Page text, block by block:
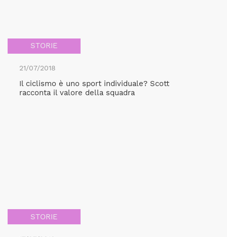
STORIE
21/07/2018
Il ciclismo è uno sport individuale? Scott
racconta il valore della squadra
STORIE